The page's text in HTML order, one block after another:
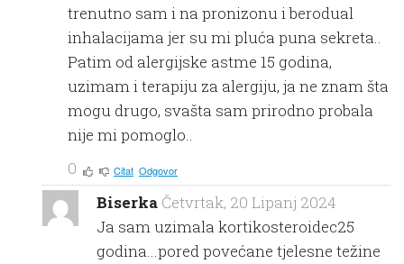
trenutno sam i na pronizonu i berodual
inhalacijama jer su mi pluća puna sekreta..
Patim od alergijske astme 15 godina,
uzimam i terapiju za alergiju, ja ne znam šta
mogu drugo, svašta sam prirodno probala
nije mi pomoglo..
0
Citat Odgovor
Biserka Četvrtak, 20 Lipanj 2024
Ja sam uzimala kortikosteroidec25
godina...pored povećane tjelesne težine